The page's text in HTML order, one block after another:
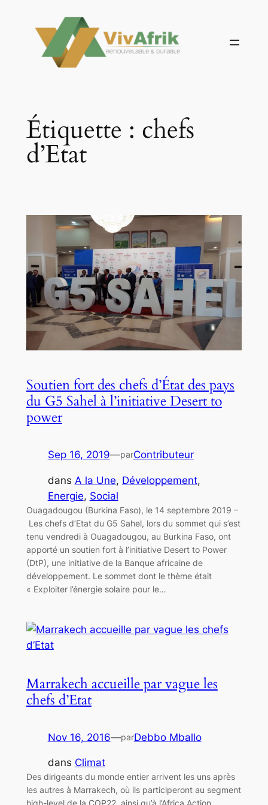
contenu
Étiquette : chefs
d’Etat
Soutien fort des chefs d’État des pays
du G5 Sahel à l’initiative Desert to
power
Sep 16, 2019—parContributeur
dans A la Une, Développement
Energie, Social
Ouagadougou (Burkina Faso), le 14 septembre 2019 –
Les chefs d’Etat du G5 Sahel, lors du sommet qui s’est
tenu vendredi à Ouagadougou, au Burkina Faso, ont
apporté un soutien fort à l’initiative Desert to Power
(DtP), une initiative de la Banque africaine de
développement. Le sommet dont le thème était
« Exploiter l’énergie solaire pour le…
Marrakech accueille par vague les
chefs d’Etat
Nov 16, 2016—parDebbo Mballo
dans Climat
Des dirigeants du monde entier arrivent les uns après
les autres à Marrakech, où ils participeront au segment